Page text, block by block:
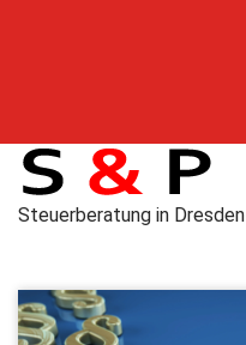
Steuerberatung in Dresden